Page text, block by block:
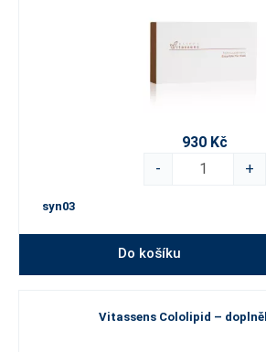
930 Kč
-
+
syn03
Do košíku
Vitassens Cololipid –